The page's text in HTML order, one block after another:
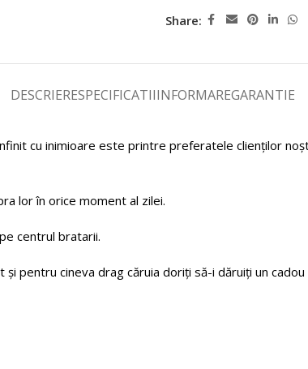
Share:
DESCRIERESPECIFICATIIINFORMAREGARANTIE
cu inimioare este printre preferatele clienților
lor în orice moment al zilei.
centrul bratarii.
pentru cineva drag căruia doriți să-i dăruiți un cadou